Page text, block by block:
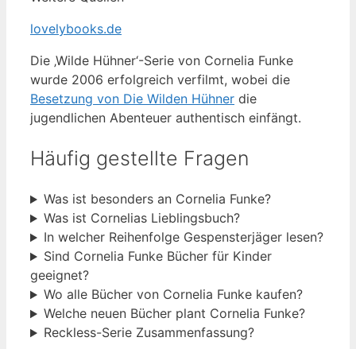
lovelybooks.de
Die ‚Wilde Hühner‘-Serie von Cornelia Funke
wurde 2006 erfolgreich verfilmt, wobei die
Besetzung von Die Wilden Hühner die
jugendlichen Abenteuer authentisch einfängt.
Häufig gestellte Fragen
Was ist besonders an Cornelia Funke?
Was ist Cornelias Lieblingsbuch?
In welcher Reihenfolge Gespensterjäger lesen?
Sind Cornelia Funke Bücher für Kinder
geeignet?
Wo alle Bücher von Cornelia Funke kaufen?
Welche neuen Bücher plant Cornelia Funke?
Reckless-Serie Zusammenfassung?